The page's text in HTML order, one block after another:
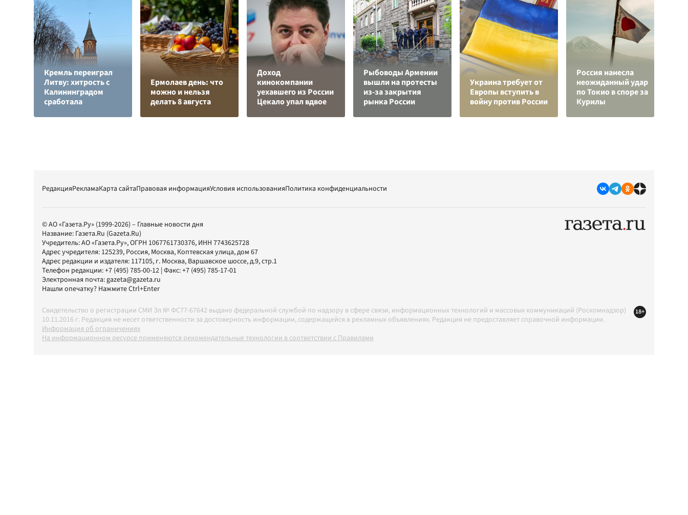
Кремль переиграл
Литву: хитрость с
Калининградом
сработала
Ермолаев день: что
можно и нельзя
делать 8 августа
Доход
кинокомпании
уехавшего из России
Цекало упал вдвое
Рыбоводы Армении
вышли на протесты
из-за закрытия
рынка России
Украина требует от
Европы вступить в
войну против России
Россия нанесла
неожиданный удар
по Токио в споре за
Курилы
РедакцияРекламаКарта сайтаПравовая информацияУсловия использованияПолитика конфиденциальности
© АО «Газета.Ру» (1999-2026) – Главные новости дня
Название: Газета.Ru (Gazeta.Ru)
Учредитель:АО «Газета.Ру», ОГРН 1067761730376, ИНН 7743625728
Адрес учредителя: 125239, Россия, Москва, Коптевская улица, дом 67
Адрес редакции и издателя: 117105, г. Москва, Варшавское шоссе, д.9, стр.1
Телефон редакции:+7 (495) 785-00-12 | Факс:+7 (495) 785-17-01
Электронная почта:gazeta@gazeta.ru
Нашли опечатку? Нажмите Ctrl+Enter
Свидетельство о регистрации СМИ Эл № ФС77-67642 выдано федеральной службой по надзору в сфере связи, информационных технологий и массовых коммуникаций (Роскомнадзор)
10.11.2016 г. Редакция не несет ответственности за достоверность информации, содержащейся в рекламных объявлениях. Редакция не предоставляет справочной информации.
Информация об ограничениях
На информационном ресурсе применяются рекомендательные технологии в соответствии с Правилами
18+